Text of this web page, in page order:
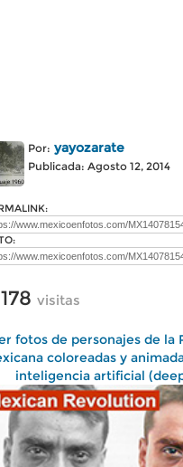
Por: yayozarate
Publicada: Agosto 12, 2014
visitas
fotos de personajes de la
coloreadas y
inteligencia artificial